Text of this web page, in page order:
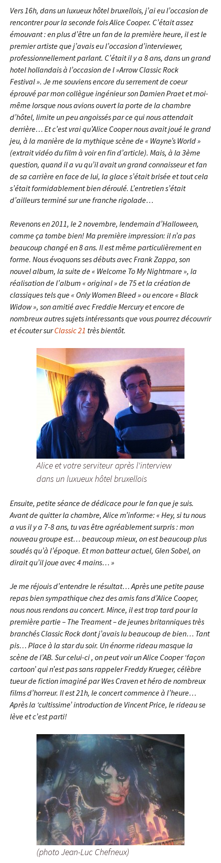
Vers 16h, dans un luxueux hôtel bruxellois, j’ai eu l’occasion de
rencontrer pour la seconde fois Alice Cooper. C’était assez
émouvant : en plus d’être un fan de la première heure, il est le
premier artiste que j’avais eu l’occasion d’interviewer,
professionnellement parlant. C’était il y a 8 ans, dans un grand
hotel hollandais à l’occasion de l »Arrow Classic Rock
Festival ». Je me souviens encore du serrement de coeur
éprouvé par mon collègue ingénieur son Damien Praet et moi-
même lorsque nous avions ouvert la porte de la chambre
d’hôtel, limite un peu angoissés par ce qui nous attendait
derrière… Et c’est vrai qu’Alice Cooper nous avait joué le grand
jeu, à la manière de la mythique scène de « Wayne’s World »
(extrait vidéo du film à voir en fin d’article). Mais, à la 3ème
question, quand il a vu qu’il avait un grand connaisseur et fan
de sa carrière en face de lui, la glace s’était brisée et tout cela
s’était formidablement bien déroulé. L’entretien s’était
d’ailleurs terminé sur une franche rigolade…
Revenons en 2011, le 2 novembre, lendemain d’Halloween,
comme ça tombe bien! Ma première impression: il n’a pas
beaucoup changé en 8 ans. Il est même particulièrement en
forme. Nous évoquons ses débuts avec Frank Zappa, son
nouvel album, la suite de « Welcome To My Nightmare », la
réalisation de l’album « original » de 75 et la création de
classiques tels que « Only Women Bleed » ou encore « Black
Widow », son amitié avec Freddie Mercury et encore de
nombreux autres sujets intéressants que vous pourrez découvrir
et écouter surClassic 21 très bientôt.
Alice et votre serviteur après l'interview
dans un luxueux hôtel bruxellois
Ensuite, petite séance de dédicace pour le fan que je suis.
Avant de quitter la chambre, Alice m’informe: « Hey, si tu nous
a vus il y a 7-8 ans, tu vas être agréablement surpris : mon
nouveau groupe est… beaucoup mieux, on est beaucoup plus
soudés qu’à l’époque. Et mon batteur actuel, Glen Sobel, on
dirait qu’il joue avec 4 mains… »
Je me réjouis d’entendre le résultat… Après une petite pause
repas bien sympathique chez des amis fans d’Alice Cooper,
nous nous rendons au concert. Mince, il est trop tard pour la
première partie – The Treament – de jeunes britanniques très
branchés Classic Rock dont j’avais lu beaucoup de bien… Tant
pis… Place à la star du soir. Un énorme rideau masque la
scène de l’AB. Sur celui-ci , on peut voir un Alice Cooper ‘façon
cartoon’ qui n’est pas sans rappeler Freddy Krueger, célèbre
tueur de fiction imaginé par Wes Craven et héro de nombreux
films d’horreur. Il est 21h, le concert commence à l’heure…
Après la ‘cultissime’ introduction de Vincent Price, le rideau se
lève et c’est parti!
(photo Jean-Luc Chefneux)